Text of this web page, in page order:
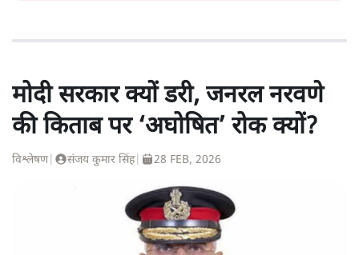
मोदी सरकार क्यों डरी, जनरल नरवणे
की किताब पर ‘अघोषित’ रोक क्यों?
विश्लेषण| संजय कुमार सिंह| 28 FEB, 2026